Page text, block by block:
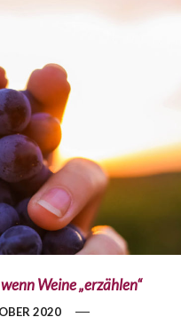
Weine „erzählen“
2020